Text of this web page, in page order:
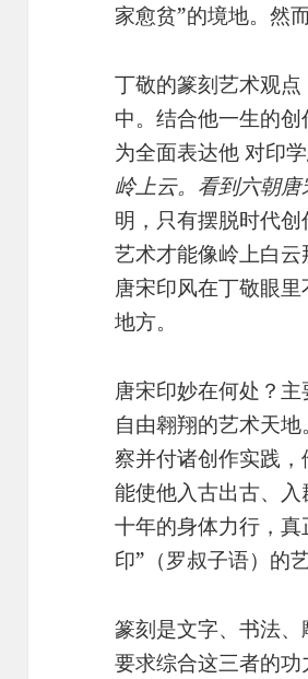
家愈贫”的境地。然
丁敬的篆刻艺术观
中。结合他一生的
为全面表达他 对印
岭上云。看到六朝
明，只有摆脱时代
艺术才能像岭上白
唐宋印风在丁敬眼
地方。
唐宋印妙在何处？
自由翱翔的艺术天
察并付诸创作实践
能使他入古出古、
十年的身体力行，
印”（罗叔子语）的
篆刻是文字、书法
要求综合这三者的